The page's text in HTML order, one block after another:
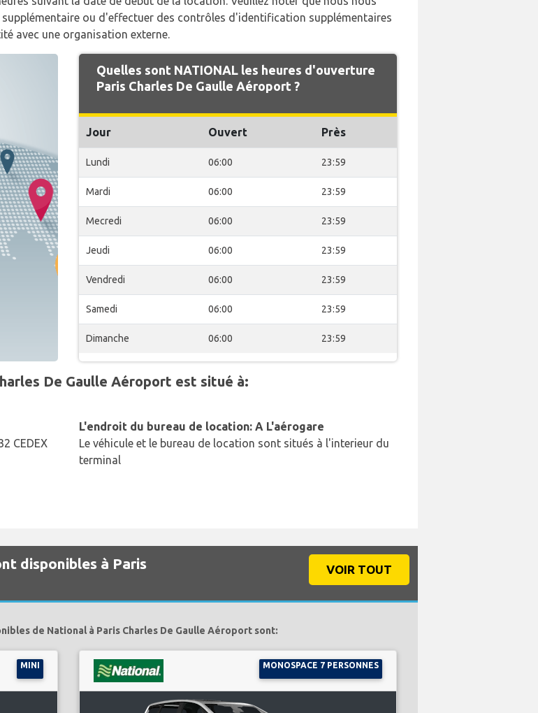
ou d'effectuer des contrôles d'identification supplémentaires
avec une organisation externe.
Quelles sont NATIONAL les heures d'ouverture
Paris Charles De Gaulle Aéroport ?
Jour Ouvert Près
Lundi 06:00 23:59
Mardi 06:00 23:59
Mecredi 06:00 23:59
Jeudi 06:00 23:59
Vendredi 06:00 23:59
Samedi 06:00 23:59
Dimanche 06:00 23:59
De Gaulle Aéroport est situé à:
CEDEX
L'endroit du bureau de location: A L'aérogare
Le véhicule et le bureau de location sont situés à l'interieur du
terminal
disponibles à Paris
VOIR TOUT
de National à Paris Charles De Gaulle Aéroport sont:
MINI MONOSPACE 7 PERSONNES